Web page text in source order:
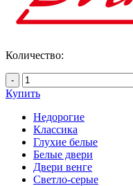
Количество:
-
Купить
Недорогие
Классика
Глухие белые
Белые двери
Двери венге
Светло-серые